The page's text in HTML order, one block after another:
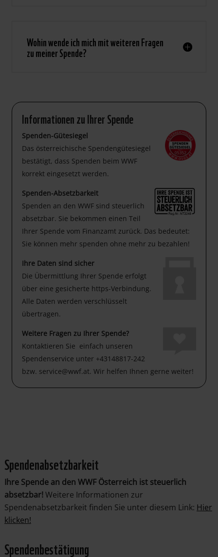
Wohin wende ich mich mit weiteren Fragen
zu meiner Spende?
Informationen zu Ihrer Spende
Spenden-Gütesiegel
Das österreichische Spendengütesiegel
bestätigt, dass Spenden beim WWF
korrekt eingesetzt werden.
Spenden-Absetzbarkeit
Spenden an den WWF sind steuerlich
absetzbar. Sie bekommen einen Teil
Ihrer Spende vom Finanzamt zurück. Das bedeutet:
Sie können mehr spenden ohne mehr zu bezahlen!
Ihre Daten sind sicher
Die Übermittlung Ihrer Spende erfolgt
über eine gesicherte https-Verbindung.
Alle Daten werden verschlüsselt
übertragen.
Weitere Fragen zu Ihrer Spende?
Kontaktieren Sie einfach unseren
Spendenservice unter +43148817-242
bzw. service@wwf.at. Wir helfen Ihnen gerne weiter!
Spendenabsetzbarkeit
Ihre Spende an den WWF Österreich ist steuerlich
absetzbar!Weitere Informationen zur
Spendenabsetzbarkeit finden Sie unter diesem Link: Hier
klicken!
Spendenbestätigung